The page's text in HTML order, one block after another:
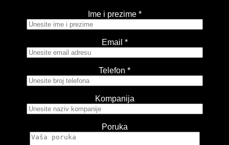
Ime i prezime *
Email *
Telefon *
Kompanija
Poruka